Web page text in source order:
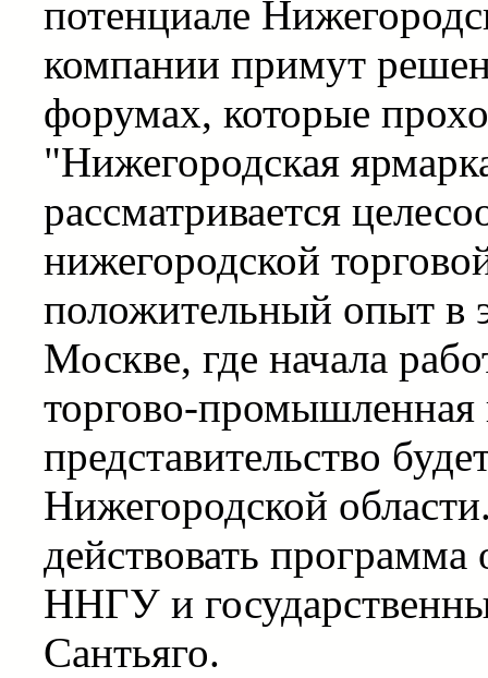
потенциале
компании примут
форумах, которые
"Нижегородская
рассматривается
нижегородской
положительный опыт в
Москве, где начала
торгово-промышленная
представительство
Нижегородской
действовать
ННГУ и
Сантьяго.